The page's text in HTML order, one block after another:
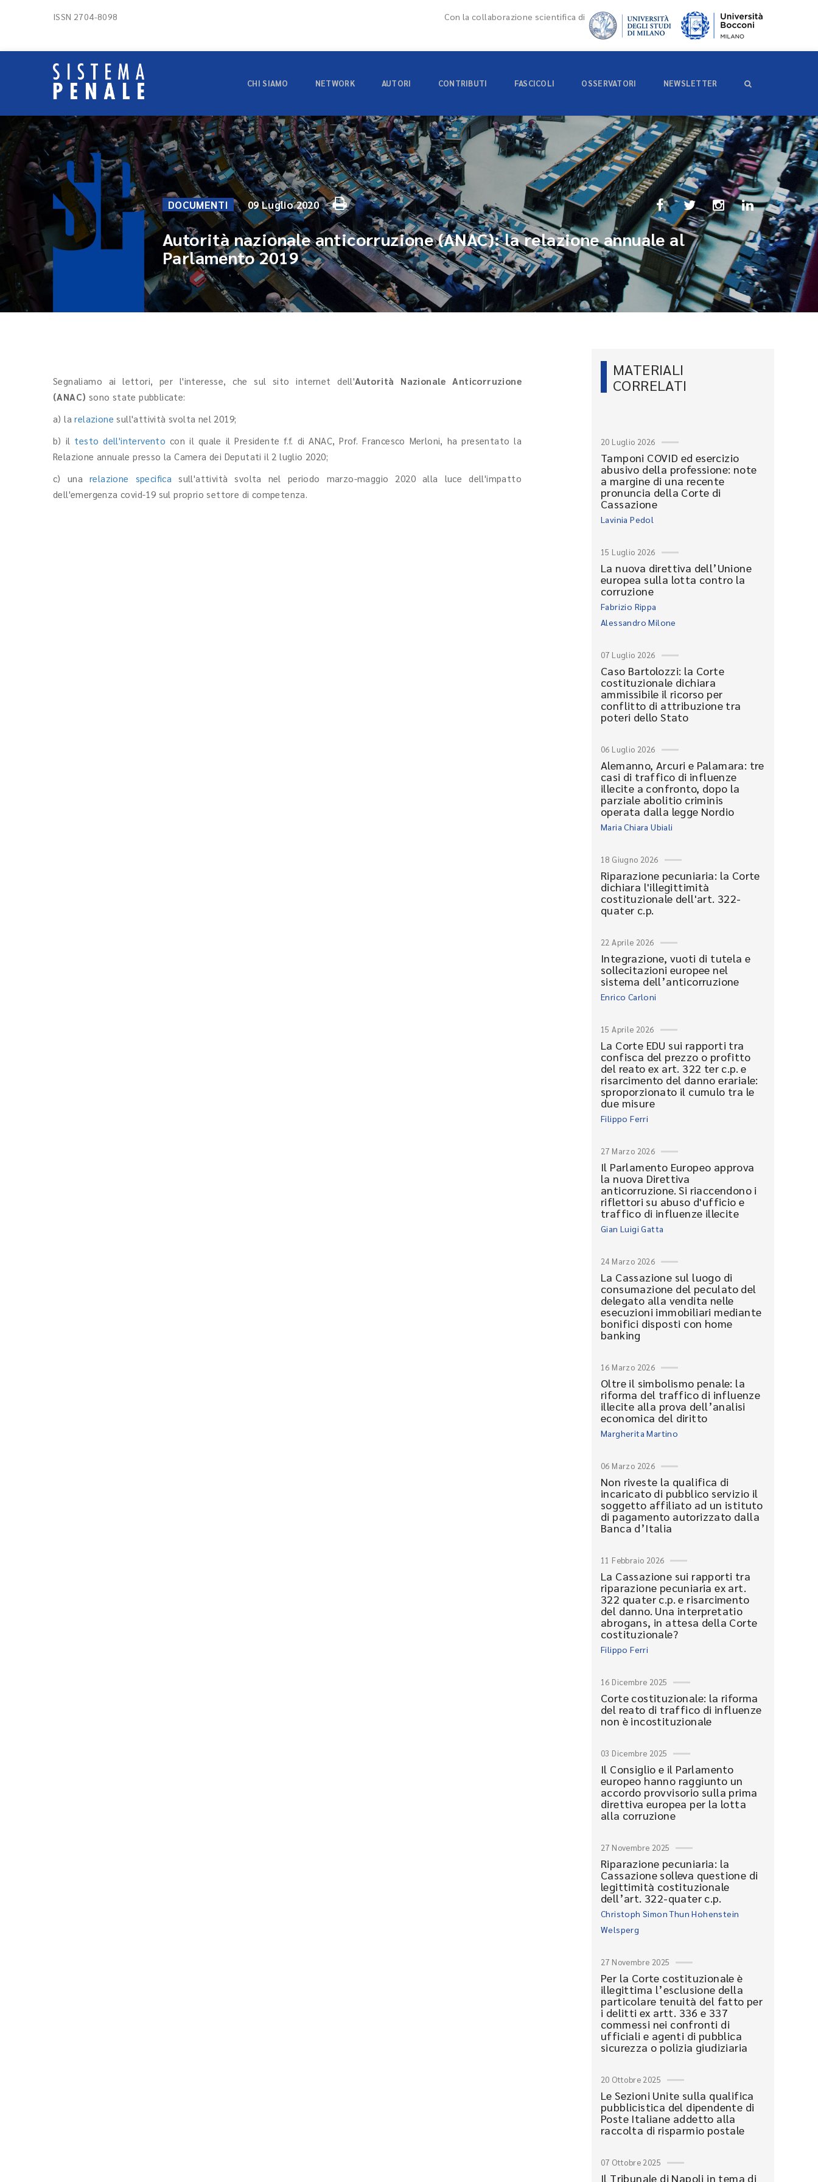
ISSN 2704-8098 Con la collaborazione scientifica di
CHI SIAMO NETWORK AUTORI CONTRIBUTI FASCICOLI OSSERVATORI NEWSLETTER
DOCUMENTI 09 Luglio 2020
Autorità nazionale anticorruzione (ANAC): la relazione annuale al
Parlamento 2019
Segnaliamo ai lettori, per l'interesse, che sul sito internet dell'Autorità Nazionale Anticorruzione
(ANAC) sono state pubblicate:
a) larelazione sull'attività svolta nel 2019;
b) il testo dell'intervento con il quale il Presidente f.f. di ANAC, Prof. Francesco Merloni, ha presentato la
Relazione annuale presso la Camera dei Deputati il 2 luglio 2020;
c) una relazione specifica sull'attività svolta nel periodo marzo-maggio 2020 alla luce dell'impatto
dell'emergenza covid-19 sul proprio settore di competenza.
MATERIALI
CORRELATI
20 Luglio 2026
Tamponi COVID ed esercizio
abusivo della professione: note
a margine di una recente
pronuncia della Corte di
Cassazione
Lavinia Pedol
15 Luglio 2026
La nuova direttiva dell’Unione
europea sulla lotta contro la
corruzione
Fabrizio Rippa
Alessandro Milone
07 Luglio 2026
Caso Bartolozzi: la Corte
costituzionale dichiara
ammissibile il ricorso per
conflitto di attribuzione tra
poteri dello Stato
06 Luglio 2026
Alemanno, Arcuri e Palamara: tre
casi di traffico di influenze
illecite a confronto, dopo la
parziale abolitio criminis
operata dalla legge Nordio
Maria Chiara Ubiali
18 Giugno 2026
Riparazione pecuniaria: la Corte
dichiara l'illegittimità
costituzionale dell'art. 322-
quater c.p.
22 Aprile 2026
Integrazione, vuoti di tutela e
sollecitazioni europee nel
sistema dell’anticorruzione
Enrico Carloni
15 Aprile 2026
La Corte EDU sui rapporti tra
confisca del prezzo o profitto
del reato ex art. 322 ter c.p. e
risarcimento del danno erariale:
sproporzionato il cumulo tra le
due misure
Filippo Ferri
27 Marzo 2026
Il Parlamento Europeo approva
la nuova Direttiva
anticorruzione. Si riaccendono i
riflettori su abuso d'ufficio e
traffico di influenze illecite
Gian Luigi Gatta
24 Marzo 2026
La Cassazione sul luogo di
consumazione del peculato del
delegato alla vendita nelle
esecuzioni immobiliari mediante
bonifici disposti con home
banking
16 Marzo 2026
Oltre il simbolismo penale: la
riforma del traffico di influenze
illecite alla prova dell’analisi
economica del diritto
Margherita Martino
06 Marzo 2026
Non riveste la qualifica di
incaricato di pubblico servizio il
soggetto affiliato ad un istituto
di pagamento autorizzato dalla
Banca d’Italia
11 Febbraio 2026
La Cassazione sui rapporti tra
riparazione pecuniaria ex art.
322 quater c.p. e risarcimento
del danno. Una interpretatio
abrogans, in attesa della Corte
costituzionale?
Filippo Ferri
16 Dicembre 2025
Corte costituzionale: la riforma
del reato di traffico di influenze
non è incostituzionale
03 Dicembre 2025
Il Consiglio e il Parlamento
europeo hanno raggiunto un
accordo provvisorio sulla prima
direttiva europea per la lotta
alla corruzione
27 Novembre 2025
Riparazione pecuniaria: la
Cassazione solleva questione di
legittimità costituzionale
dell’art. 322-quater c.p.
Christoph Simon Thun Hohenstein
Welsperg
27 Novembre 2025
Per la Corte costituzionale è
illegittima l’esclusione della
particolare tenuità del fatto per
i delitti ex artt. 336 e 337
commessi nei confronti di
ufficiali e agenti di pubblica
sicurezza o polizia giudiziaria
20 Ottobre 2025
Le Sezioni Unite sulla qualifica
pubblicistica del dipendente di
Poste Italiane addetto alla
raccolta di risparmio postale
07 Ottobre 2025
Il Tribunale di Napoli in tema di